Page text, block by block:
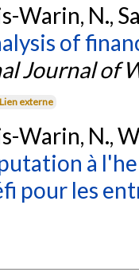
Warin, N.,
of
Journal of
Lien externe
Warin, N.,
à
pour les